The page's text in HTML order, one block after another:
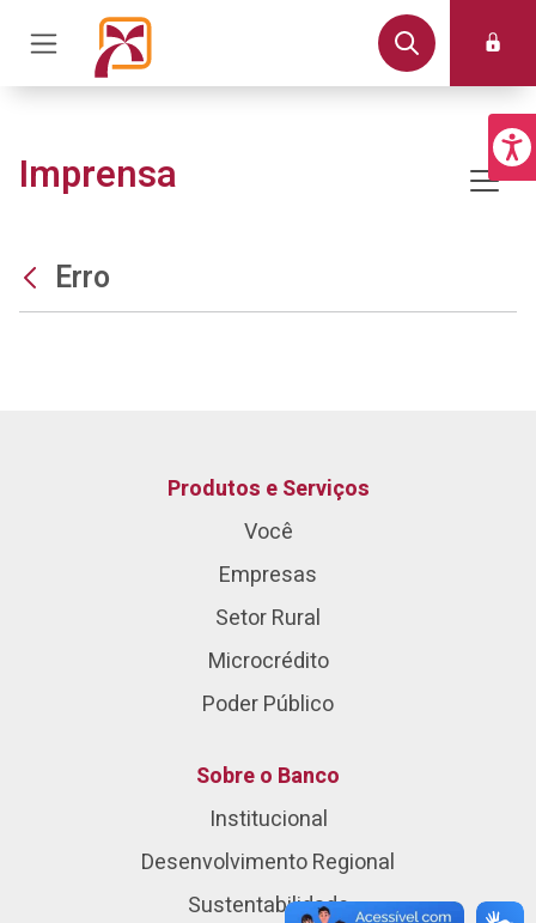
Imprensa
Erro
Produtos e Serviços
Você
Empresas
Setor Rural
Microcrédito
Poder Público
Sobre o Banco
Institucional
Desenvolvimento Regional
Sustentabilidade